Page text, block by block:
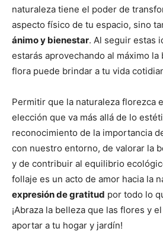
naturaleza tiene el poder de
aspecto físico de tu espacio, sino
ánimo y bienestar. Al seguir estas
estarás aprovechando al máximo
flora puede brindar a tu vida
Permitir que la naturaleza florezca
elección que va más allá de lo
reconocimiento de la importancia
con nuestro entorno, de valorar la
y de contribuir al equilibrio
follaje es un acto de amor hacia la
expresión de gratitud por todo lo
¡Abraza la belleza que las flores y
aportar a tu hogar y jardín!